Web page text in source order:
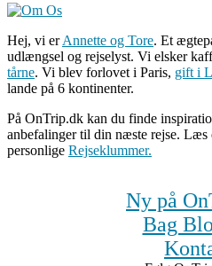
Hej, vi erAnnette og Tore. Et
udlængsel og rejselyst. Vi elsker
tårne. Vi blev forlovet i Paris, gift i
lande på 6 kontinenter.
På OnTrip.dk kan du finde
anbefalinger til din næste rejse. Læs
personlige Rejseklummer.
Ny på
Bag